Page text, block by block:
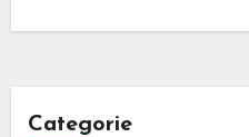
Categorie